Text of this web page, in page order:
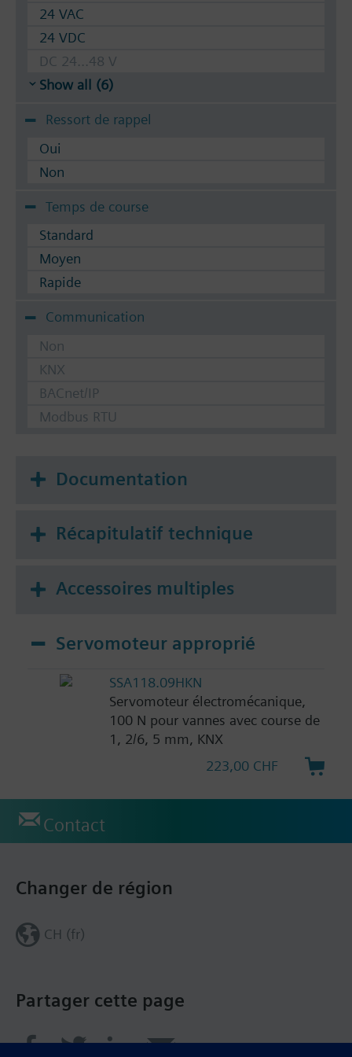
24 VAC
24 VDC
DC 24...48 V
Show all (6)
Ressort de rappel
Oui
Non
Temps de course
Standard
Moyen
Rapide
Communication
Non
KNX
BACnet/IP
Modbus RTU
Documentation
Récapitulatif technique
Accessoires multiples
Servomoteur approprié
SSA118.09HKN
Servomoteur électromécanique,
100 N pour vannes avec course de
1, 2/6, 5 mm, KNX
223,00 CHF
Contact
Partager cette page
Changer de région
CH (fr)